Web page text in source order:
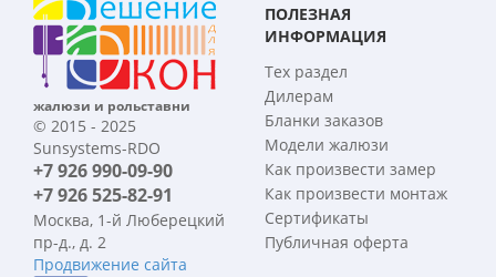
жалюзи и рольставни
© 2015 - 2025
Sunsystems-RDO
+7 926 990-09-90
+7 926 525-82-91
Москва, 1-й Люберецкий
пр-д., д. 2
Продвижение сайта
ПОЛЕЗНАЯ
ИНФОРМАЦИЯ
Тех раздел
Дилерам
Бланки заказов
Модели жалюзи
Как произвести замер
Как произвести монтаж
Сертификаты
Публичная оферта